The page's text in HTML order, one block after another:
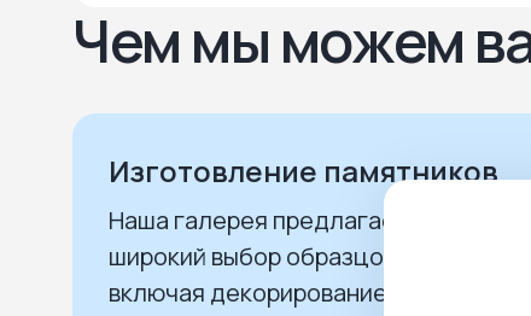
Чем мы можем
Изготовление памятников
Наша галерея предлагает
широкий выбор образцов и услуг,
включая декорирование,